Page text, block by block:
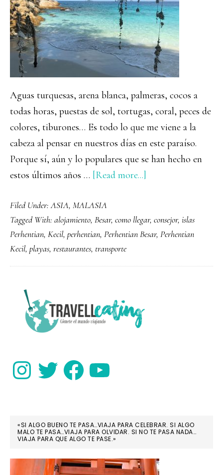
Aguas turquesas, arena blanca, palmeras, cocos a
todas horas, puestas de sol, tortugas, coral, peces de
colores, tiburones… Es todo lo que me viene a la
cabeza al pensar en nuestros días en este paraíso.
Porque sí, aún y lo populares que se han hecho en
estos últimos años … [Read more...]
Perhentian,
el
de
Filed Under:ASIA, MALASIA
Tagged With: alojamiento, Besar, como llegar, consejor, islas
Perhentian, Kecil, perhentian, Perhentian Besar, Perhentian
Kecil, playas, restaurantes, transporte
PRIMARY
SIDEBAR
InstagramTwitter FacebookYouTube
«SI ALGO BUENO TE PASA…VIAJA PARA CELEBRAR. SI ALGO
MALO TE PASA…VIAJA PARA OLVIDAR. SI NO TE PASA NADA…
VIAJA PARA QUE ALGO TE PASE.»